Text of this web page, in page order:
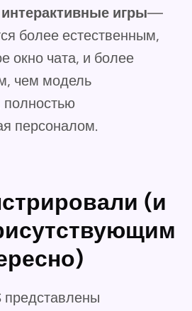
игры—
более естественным,
окно чата, и более
чем модель
полностью
персоналом.
(и
представлены